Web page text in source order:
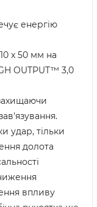
енергію
x 50 мм на
OUTPUT™ 3,0
удар, тільки
долота
впливу